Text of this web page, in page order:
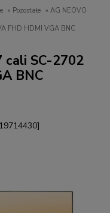
» Pozostałe » AG NEOVO
FHD HDMI VGA BNC
cali SC-2702
BNC